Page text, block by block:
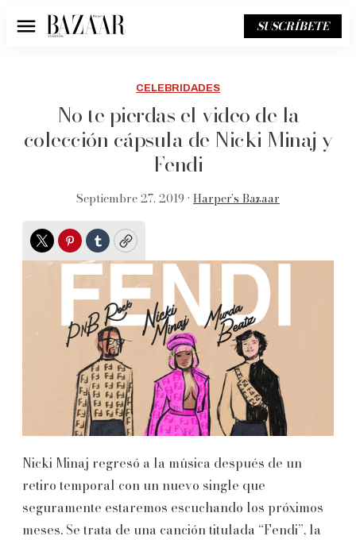
Menú SUSCRÍBETE
CELEBRIDADES
No te pierdas el video de la
colección cápsula de Nicki Minaj y
Fendi
Septiembre 27, 2019 • Harper’s Bazaar
TwitterPinterest
TumblrCopy
Nicki Minaj regresó a la música después de un
retiro temporal con un nuevo single que
seguramente estaremos escuchando los próximos
meses. Se trata de una canción titulada “Fendi”, la